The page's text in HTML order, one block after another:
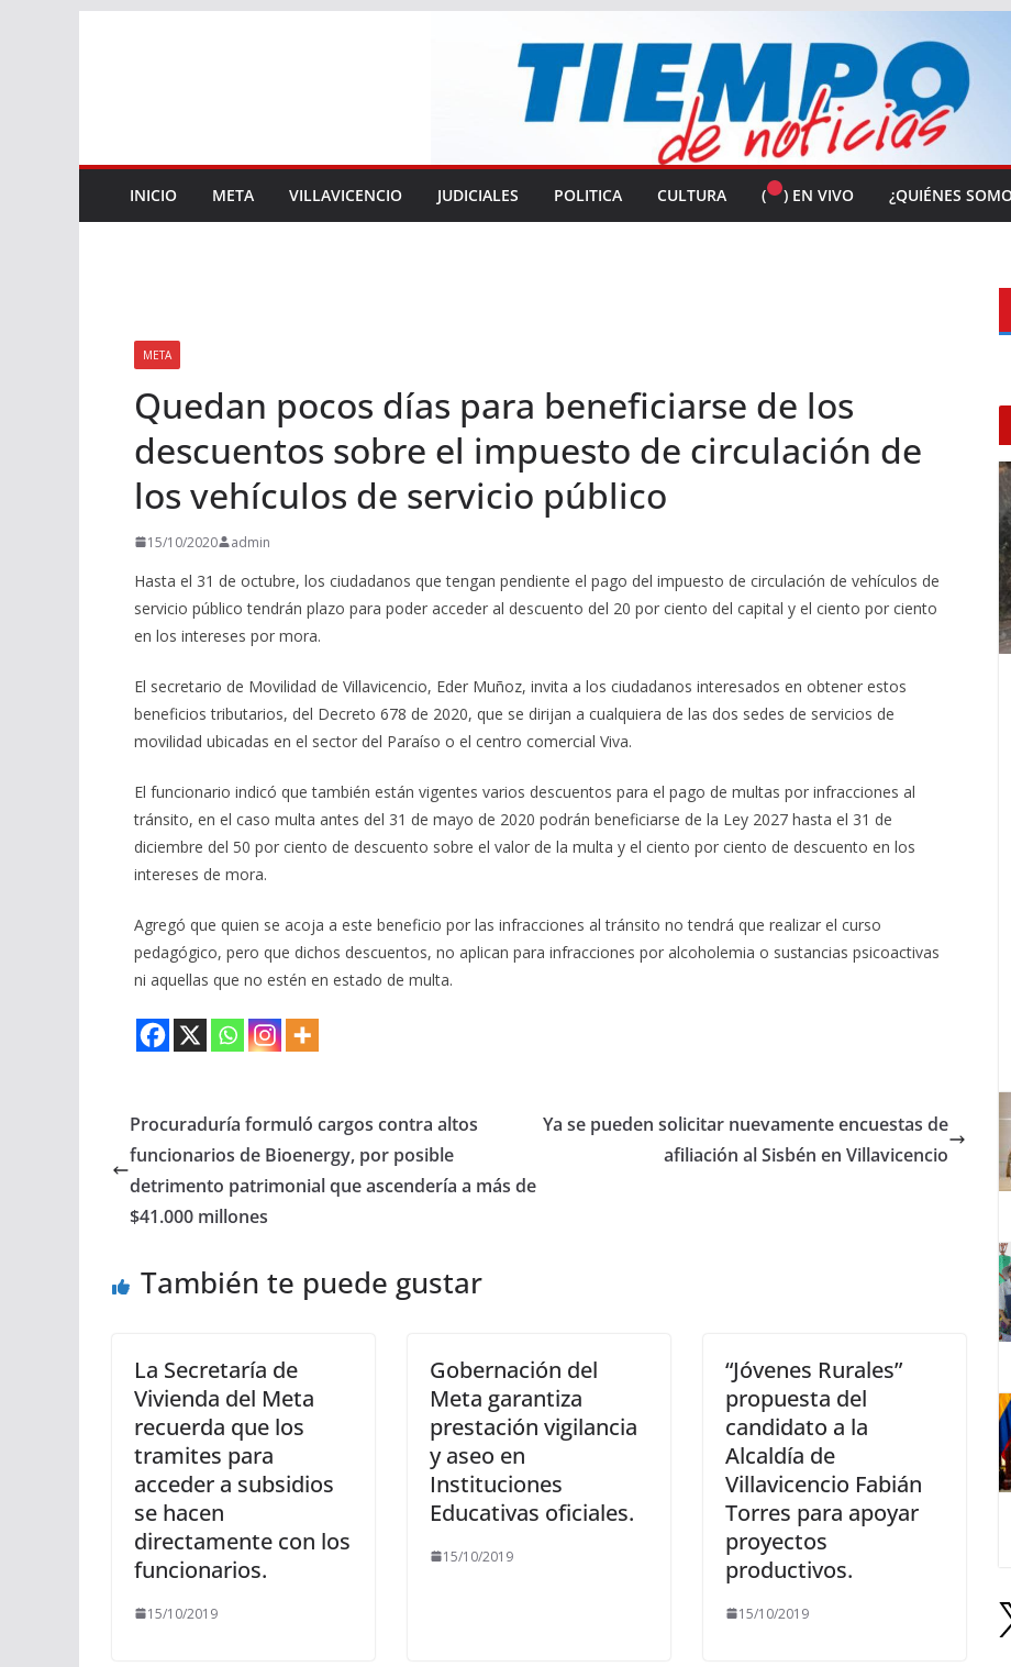
INICIO META VILLAVICENCIO JUDICIALES POLITICA CULTURA ( ) EN VIVO ¿QUIÉNES
META
Quedan pocos días para beneficiarse de los
descuentos sobre el impuesto de circulación de
los vehículos de servicio público
15/10/2020 admin
Hasta el 31 de octubre, los ciudadanos que tengan pendiente el pago del impuesto de circulación de vehículos de
servicio público tendrán plazo para poder acceder al descuento del 20 por ciento del capital y el ciento por ciento
en los intereses por mora.
El secretario de Movilidad de Villavicencio, Eder Muñoz, invita a los ciudadanos interesados en obtener estos
beneficios tributarios, del Decreto 678 de 2020, que se dirijan a cualquiera de las dos sedes de servicios de
movilidad ubicadas en el sector del Paraíso o el centro comercial Viva.
El funcionario indicó que también están vigentes varios descuentos para el pago de multas por infracciones al
tránsito, en el caso multa antes del 31 de mayo de 2020 podrán beneficiarse de la Ley 2027 hasta el 31 de
diciembre del 50 por ciento de descuento sobre el valor de la multa y el ciento por ciento de descuento en los
intereses de mora.
Agregó que quien se acoja a este beneficio por las infracciones al tránsito no tendrá que realizar el curso
pedagógico, pero que dichos descuentos, no aplican para infracciones por alcoholemia o sustancias psicoactivas
ni aquellas que no estén en estado de multa.
Procuraduría formuló cargos contra altos
funcionarios de Bioenergy, por posible
detrimento patrimonial que ascendería a más de
$41.000 millones
Ya se pueden solicitar nuevamente encuestas de
afiliación al Sisbén en Villavicencio
También te puede gustar
La Secretaría de
Vivienda del Meta
recuerda que los
tramites para
acceder a subsidios
se hacen
directamente con los
funcionarios.
15/10/2019
Gobernación del
Meta garantiza
prestación vigilancia
y aseo en
Instituciones
Educativas oficiales.
15/10/2019
“Jóvenes Rurales”
propuesta del
candidato a la
Alcaldía de
Villavicencio Fabián
Torres para apoyar
proyectos
productivos.
15/10/2019